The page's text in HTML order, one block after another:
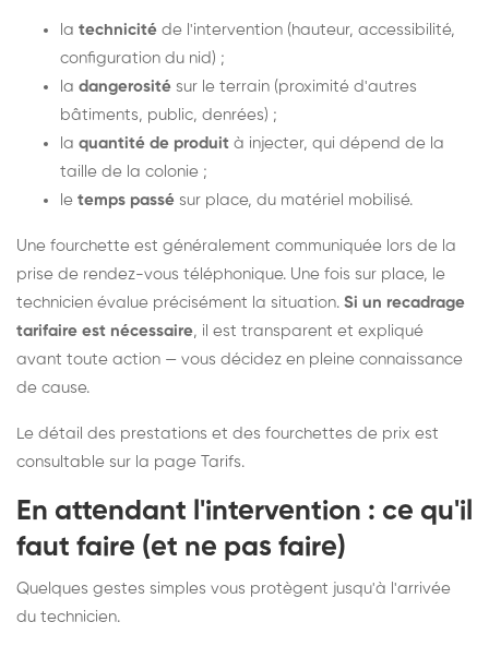
la technicité de l'intervention (hauteur, accessibilité,
configuration du nid) ;
la dangerosité sur le terrain (proximité d'autres
bâtiments, public, denrées) ;
la quantité de produit à injecter, qui dépend de la
taille de la colonie ;
le temps passé sur place, du matériel mobilisé.
Une fourchette est généralement communiquée lors de la
prise de rendez-vous téléphonique. Une fois sur place, le
technicien évalue précisément la situation. Si un recadrage
tarifaire est nécessaire, il est transparent et expliqué
avant toute action — vous décidez en pleine connaissance
de cause.
Le détail des prestations et des fourchettes de prix est
consultable sur la page Tarifs.
En attendant l'intervention : ce qu'il
faut faire (et ne pas faire)
Quelques gestes simples vous protègent jusqu'à l'arrivée
du technicien.